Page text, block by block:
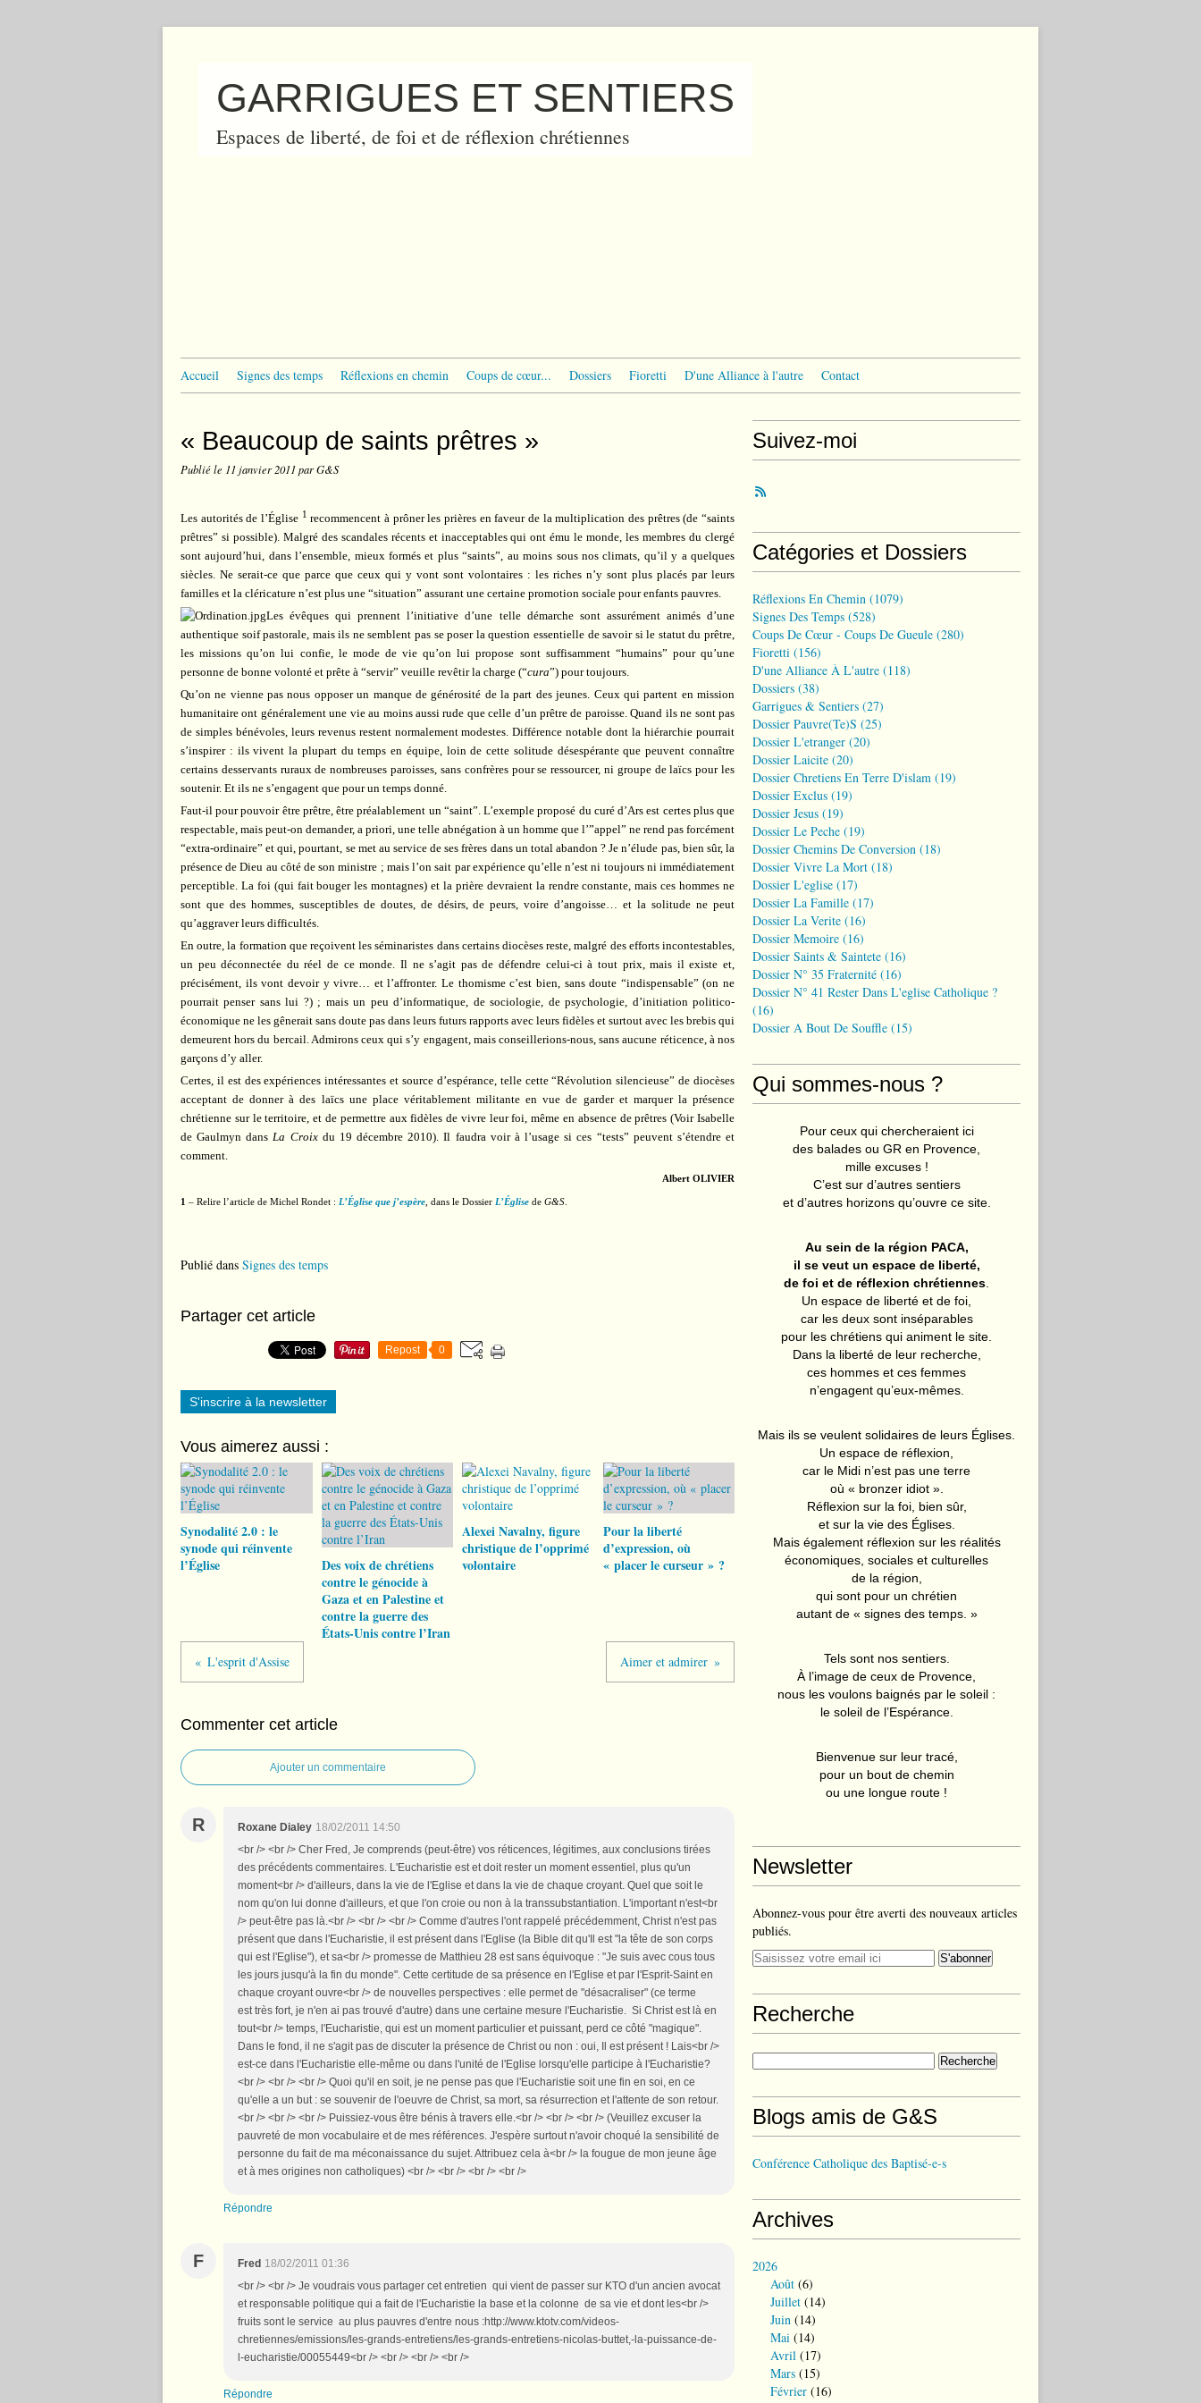
GARRIGUES ET SENTIERS
Espaces de liberté, de foi et de réflexion chrétiennes
Accueil Signes des temps Réflexions en chemin Coups de cœur... Dossiers Fioretti D'une Alliance à l'autre Contact
« Beaucoup de saints prêtres »
Publié le 11 janvier 2011par G&S
Les autorités de l’Église 1 recommencent à prôner les prières en faveur de la multiplication des prêtres (de “saints
prêtres” si possible). Malgré des scandales récents et inacceptables qui ont ému le monde, les membres du clergé
sont aujourd’hui, dans l’ensemble, mieux formés et plus “saints”, au moins sous nos climats, qu’il y a quelques
siècles. Ne serait-ce que parce que ceux qui y vont sont volontaires : les riches n’y sont plus placés par leurs
familles et la cléricature n’est plus une “situation” assurant une certaine promotion sociale pour enfants pauvres.
Les évêques qui prennent l’initiative d’une telle démarche sont assurément animés d’une
authentique soif pastorale, mais ils ne semblent pas se poser la question essentielle de savoir si le statut du prêtre,
les missions qu’on lui confie, le mode de vie qu’on lui propose sont suffisamment “humains” pour qu’une
personne de bonne volonté et prête à “servir” veuille revêtir la charge (“cura”) pour toujours.
Qu’on ne vienne pas nous opposer un manque de générosité de la part des jeunes. Ceux qui partent en mission
humanitaire ont généralement une vie au moins aussi rude que celle d’un prêtre de paroisse. Quand ils ne sont pas
de simples bénévoles, leurs revenus restent normalement modestes. Différence notable dont la hiérarchie pourrait
s’inspirer : ils vivent la plupart du temps en équipe, loin de cette solitude désespérante que peuvent connaître
certains desservants ruraux de nombreuses paroisses, sans confrères pour se ressourcer, ni groupe de laïcs pour les
soutenir. Et ils ne s’engagent que pour un temps donné.
Faut-il pour pouvoir être prêtre, être préalablement un “saint”. L’exemple proposé du curé d’Ars est certes plus que
respectable, mais peut-on demander, a priori, une telle abnégation à un homme que l’”appel” ne rend pas forcément
“extra-ordinaire” et qui, pourtant, se met au service de ses frères dans un total abandon ? Je n’élude pas, bien sûr, la
présence de Dieu au côté de son ministre ; mais l’on sait par expérience qu’elle n’est ni toujours ni immédiatement
perceptible. La foi (qui fait bouger les montagnes) et la prière devraient la rendre constante, mais ces hommes ne
sont que des hommes, susceptibles de doutes, de désirs, de peurs, voire d’angoisse… et la solitude ne peut
qu’aggraver leurs difficultés.
En outre, la formation que reçoivent les séminaristes dans certains diocèses reste, malgré des efforts incontestables,
un peu déconnectée du réel de ce monde. Il ne s’agit pas de défendre celui-ci à tout prix, mais il existe et,
précisément, ils vont devoir y vivre… et l’affronter. Le thomisme c’est bien, sans doute “indispensable” (on ne
pourrait penser sans lui ?) ; mais un peu d’informatique, de sociologie, de psychologie, d’initiation politico-
économique ne les gênerait sans doute pas dans leurs futurs rapports avec leurs fidèles et surtout avec les brebis qui
demeurent hors du bercail. Admirons ceux qui s’y engagent, mais conseillerions-nous, sans aucune réticence, à nos
garçons d’y aller.
Certes, il est des expériences intéressantes et source d’espérance, telle cette “Révolution silencieuse” de diocèses
acceptant de donner à des laïcs une place véritablement militante en vue de garder et marquer la présence
chrétienne sur le territoire, et de permettre aux fidèles de vivre leur foi, même en absence de prêtres (Voir Isabelle
de Gaulmyn dansLa Croixdu 19 décembre 2010). Il faudra voir à l’usage si ces “tests” peuvent s’étendre et
comment.
Albert OLIVIER
1 – Relire l’article de Michel Rondet : L’Église que j’espère, dans le Dossier L’Église de G&S.
Publié dans Signes des temps
Partager cet article
Repost 0
S'inscrire à la newsletter
Vous aimerez aussi :
Synodalité 2.0 : le
synode qui réinvente
l’Église
Des voix de chrétiens
contre le génocide à
Gaza et en Palestine et
contre la guerre des
États-Unis contre l’Iran
Alexei Navalny, figure
christique de l’opprimé
volontaire
Pour la liberté
d’expression, où
« placer le curseur » ?
L'esprit d'Assise Aimer et admirer
Commenter cet article
Ajouter un commentaire
R Roxane Dialey 18/02/2011 14:50
<br /> <br /> Cher Fred, Je comprends (peut-être) vos réticences, légitimes, aux conclusions tirées
des précédents commentaires. L'Eucharistie est et doit rester un moment essentiel, plus qu'un
moment<br /> d'ailleurs, dans la vie de l'Eglise et dans la vie de chaque croyant. Quel que soit le
nom qu'on lui donne d'ailleurs, et que l'on croie ou non à la transsubstantiation. L'important n'est<br
/> peut-être pas là.<br /> <br /> <br /> Comme d'autres l'ont rappelé précédemment, Christ n'est pas
présent que dans l'Eucharistie, il est présent dans l'Eglise (la Bible dit qu'Il est "la tête de son corps
qui est l'Eglise"), et sa<br /> promesse de Matthieu 28 est sans équivoque : "Je suis avec cous tous
les jours jusqu'à la fin du monde". Cette certitude de sa présence en l'Eglise et par l'Esprit-Saint en
chaque croyant ouvre<br /> de nouvelles perspectives : elle permet de "désacraliser" (ce terme
est très fort, je n'en ai pas trouvé d'autre) dans une certaine mesure l'Eucharistie. Si Christ est là en
tout<br /> temps, l'Eucharistie, qui est un moment particulier et puissant, perd ce côté "magique".
Dans le fond, il ne s'agit pas de discuter la présence de Christ ou non : oui, Il est présent ! Lais<br />
est-ce dans l'Eucharistie elle-même ou dans l'unité de l'Eglise lorsqu'elle participe à l'Eucharistie?
<br /> <br /> <br /> Quoi qu'il en soit, je ne pense pas que l'Eucharistie soit une fin en soi, en ce
qu'elle a un but : se souvenir de l'oeuvre de Christ, sa mort, sa résurrection et l'attente de son retour.
<br /> <br /> <br /> Puissiez-vous être bénis à travers elle.<br /> <br /> <br /> (Veuillez excuser la
pauvreté de mon vocabulaire et de mes références. J'espère surtout n'avoir choqué la sensibilité de
personne du fait de ma méconaissance du sujet. Attribuez cela à<br /> la fougue de mon jeune âge
et à mes origines non catholiques) <br /> <br /> <br /> <br />
Répondre
F Fred 18/02/2011 01:36
<br /> <br /> Je voudrais vous partager cet entretien qui vient de passer sur KTO d'un ancien avocat
et responsable politique qui a fait de l'Eucharistie la base et la colonne de sa vie et dont les<br />
fruits sont le service au plus pauvres d'entre nous :http://www.ktotv.com/videos-
chretiennes/emissions/les-grands-entretiens/les-grands-entretiens-nicolas-buttet,-la-puissance-de-
l-eucharistie/00055449<br /> <br /> <br /> <br />
Répondre
Suivez-moi
Catégories et Dossiers
Réflexions En Chemin (1079)
Signes Des Temps (528)
Coups De Cœur - Coups De Gueule (280)
Fioretti (156)
D'une Alliance À L'autre (118)
Dossiers (38)
Garrigues & Sentiers (27)
Dossier Pauvre(te)s (25)
Dossier L'etranger (20)
Dossier Laicite (20)
Dossier Chretiens En Terre D'islam (19)
Dossier Exclus (19)
Dossier Jesus (19)
Dossier Le Peche (19)
Dossier Chemins De Conversion (18)
Dossier Vivre La Mort (18)
Dossier L'eglise (17)
Dossier La Famille (17)
Dossier La Verite (16)
Dossier Memoire (16)
Dossier Saints & Saintete (16)
Dossier N° 35 Fraternité (16)
Dossier N° 41 Rester Dans L'eglise Catholique ?
(16)
Dossier A Bout De Souffle (15)
Qui sommes-nous ?
Pour ceux qui chercheraient ici
des balades ou GR en Provence,
mille excuses !
C’est sur d’autres sentiers
et d’autres horizons qu’ouvre ce site.
Au sein de la région PACA,
il se veut un espace de liberté,
de foi et de réflexion chrétiennes
Un espace de liberté et de foi,
car les deux sont inséparables
pour les chrétiens qui animent le site.
Dans la liberté de leur recherche,
ces hommes et ces femmes
n’engagent qu’eux-mêmes.
Mais ils se veulent solidaires de leurs Églises.
Un espace de réflexion,
car le Midi n’est pas une terre
où « bronzer idiot ».
Réflexion sur la foi, bien sûr,
et sur la vie des Églises.
Mais également réflexion sur les réalités
économiques, sociales et culturelles
de la région,
qui sont pour un chrétien
autant de « signes des temps. »
Tels sont nos sentiers.
À l’image de ceux de Provence,
nous les voulons baignés par le soleil :
le soleil de l’Espérance.
Bienvenue sur leur tracé,
pour un bout de chemin
ou une longue route !
Newsletter
Abonnez-vous pour être averti des nouveaux articles
publiés.
Recherche
Blogs amis de G&S
Conférence Catholique des Baptisé-e-s
Archives
2026
Août (6)
Juillet (14)
Juin (14)
Mai (14)
Avril (17)
Mars (15)
Février (16)